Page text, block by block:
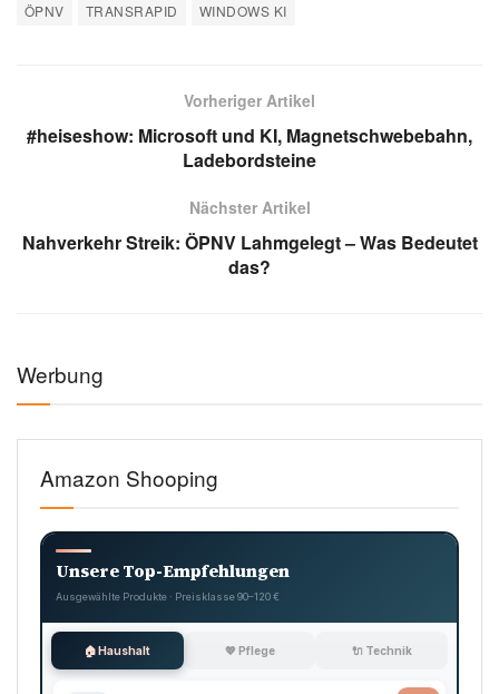
ÖPNV
TRANSRAPID WINDOWS KI
Vorheriger Artikel
#heiseshow: Microsoft und KI, Magnetschwebebahn,
Ladebordsteine
Nächster Artikel
Nahverkehr Streik: ÖPNV Lahmgelegt – Was Bedeutet
das?
Werbung
Amazon Shooping
Unsere Top-Empfehlungen
Ausgewählte Produkte · Preisklasse 90–120 €
🏠 Haushalt 💖 Pflege 🔌 Technik